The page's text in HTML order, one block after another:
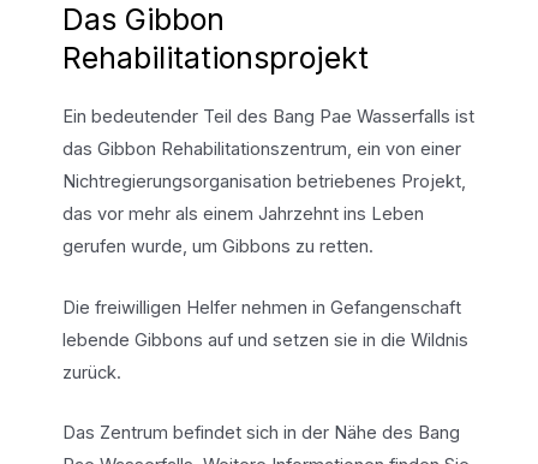
Das Gibbon
Rehabilitationsprojekt
Ein bedeutender Teil des Bang Pae Wasserfalls ist
das Gibbon Rehabilitationszentrum, ein von einer
Nichtregierungsorganisation betriebenes Projekt,
das vor mehr als einem Jahrzehnt ins Leben
gerufen wurde, um Gibbons zu retten.
Die freiwilligen Helfer nehmen in Gefangenschaft
lebende Gibbons auf und setzen sie in die Wildnis
zurück.
Das Zentrum befindet sich in der Nähe des Bang